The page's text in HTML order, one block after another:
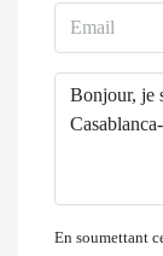
En soumettant